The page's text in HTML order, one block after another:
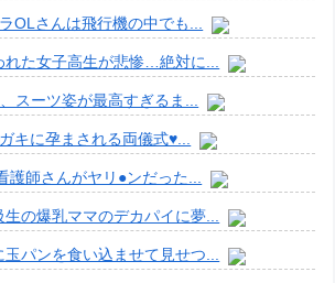
OLさんは飛行機の中でも...
れた女子高生が悲惨…絶対に...
スーツ姿が最高すぎるま...
キに孕まされる両儀式♥️...
護師さんがヤリ●ンだった...
生の爆乳ママのデカパイに夢...
パンを食い込ませて見せつ...